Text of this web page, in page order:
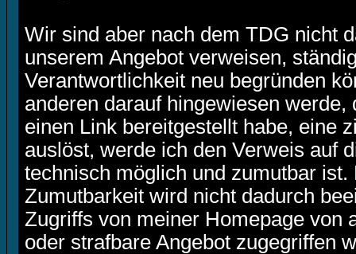
Wir sind aber nach dem TDG nicht
unserem Angebot verweisen,
Verantwortlichkeit neu begründen
anderen darauf hingewiesen
einen Link bereitgestellt habe, eine
auslöst, werde ich den Verweis auf
technisch möglich und zumutbar
Zumutbarkeit wird nicht dadurch
Zugriffs von meiner Homepage von
oder strafbare Angebot zugegriffen